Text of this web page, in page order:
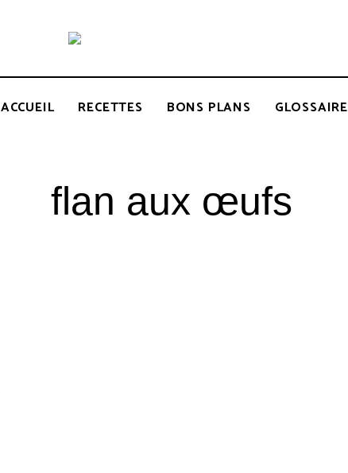
BCOOK
l'Inde
l'Océan
ACCUEIL RECETTES BONS PLANS GLOSSAIRE
flan aux œufs